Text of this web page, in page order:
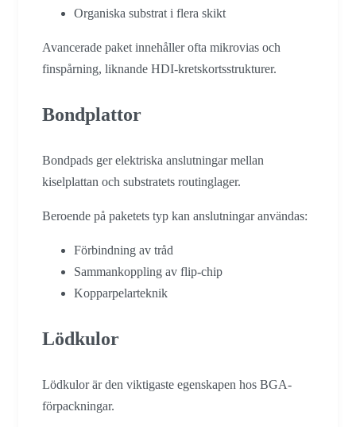
Organiska substrat i flera skikt
Avancerade paket innehåller ofta mikrovias och
finspårning, liknande HDI-kretskortsstrukturer.
Bondplattor
Bondpads ger elektriska anslutningar mellan
kiselplattan och substratets routinglager.
Beroende på paketets typ kan anslutningar användas:
Förbindning av tråd
Sammankoppling av flip-chip
Kopparpelarteknik
Lödkulor
Lödkulor är den viktigaste egenskapen hos BGA-
förpackningar.